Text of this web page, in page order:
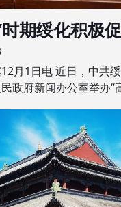
期绥化积极
设“家门口”
月1日电 近日，中共
政府新闻办公室举办“
教育改革发展成绩作专题